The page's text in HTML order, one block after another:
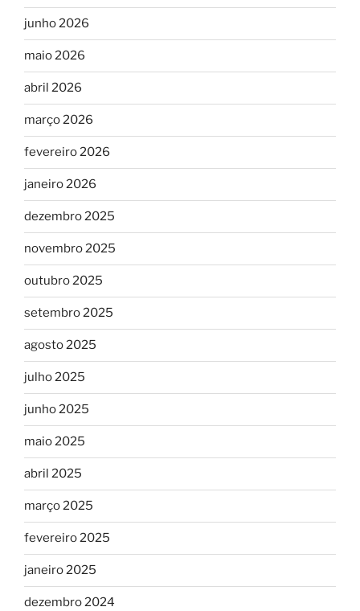
junho 2026
maio 2026
abril 2026
março 2026
fevereiro 2026
janeiro 2026
dezembro 2025
novembro 2025
outubro 2025
setembro 2025
agosto 2025
julho 2025
junho 2025
maio 2025
abril 2025
março 2025
fevereiro 2025
janeiro 2025
dezembro 2024